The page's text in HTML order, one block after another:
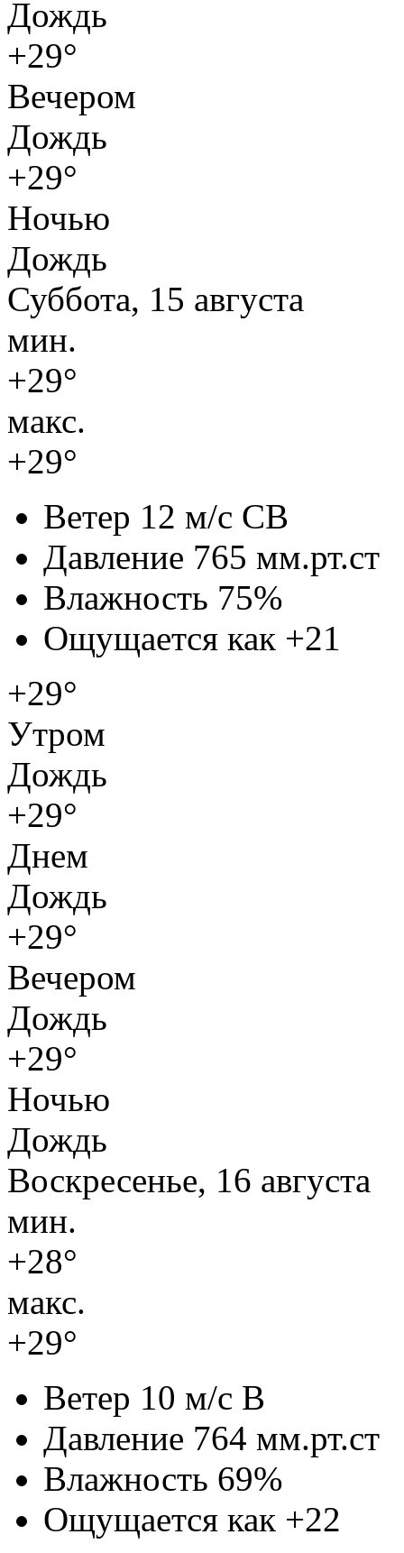
Дождь
+29°
Вечером
Дождь
+29°
Ночью
Дождь
Суббота, 15 августа
мин.
+29°
макс.
+29°
Ветер 12 м/с СВ
Давление 765 мм.рт.ст
Влажность 75%
Ощущается как +21
+29°
Утром
Дождь
+29°
Днем
Дождь
+29°
Вечером
Дождь
+29°
Ночью
Дождь
Воскресенье, 16 августа
мин.
+28°
макс.
+29°
Ветер 10 м/с В
Давление 764 мм.рт.ст
Влажность 69%
Ощущается как +22